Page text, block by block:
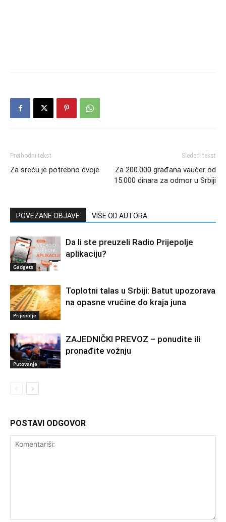
Prethodni tekst
Za sreću je potrebno dvoje
Sledeći tekst
Za 200.000 građana vaučer od
15.000 dinara za odmor u Srbiji
POVEZANE OBJAVE VIŠE OD AUTORA
Gadgets
Da li ste preuzeli Radio Prijepolje
aplikaciju?
Prijepolje
Toplotni talas u Srbiji: Batut upozorava
na opasne vrućine do kraja juna
Putovanje
ZAJEDNIČKI PREVOZ – ponudite ili
pronađite vožnju
POSTAVI ODGOVOR